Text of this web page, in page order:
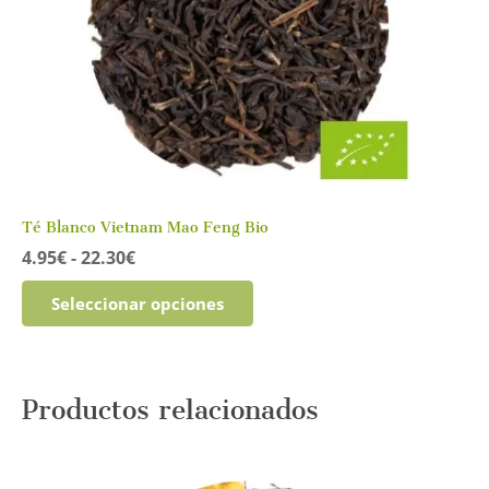
en
la
página
de
producto
Té Blanco Vietnam Mao Feng Bio
4.95€ - 22.30€Rango
de
precios:
desde
22.30€
Seleccionar opciones
Las
pueden
Productos relacionados